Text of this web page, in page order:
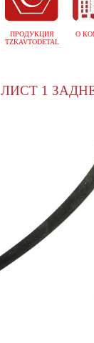
ПРОДУКЦИЯ
TZKAVTODETAL
О
ЛИСТ 1